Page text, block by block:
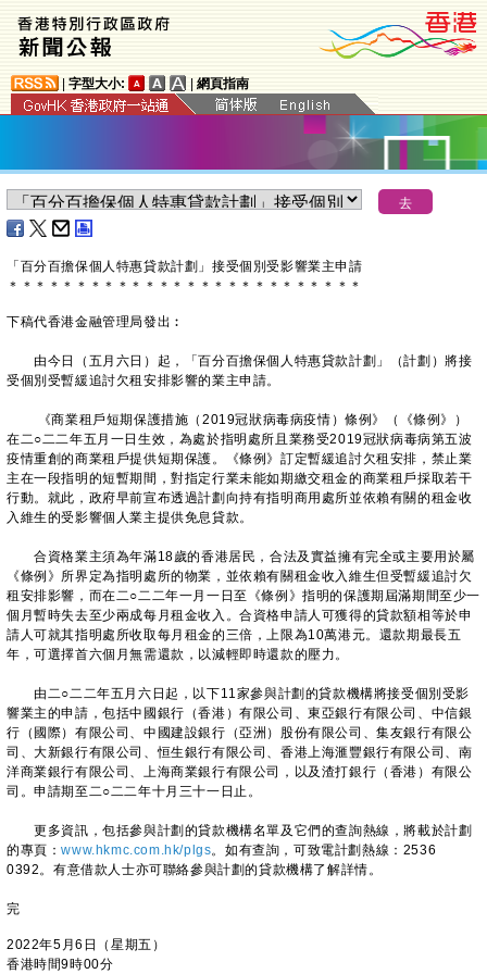
字型大小: 網頁指南
「百分百擔保個人特惠貸款計劃」接受個別受影響業主申請
＊ ＊ ＊ ＊ ＊ ＊ ＊ ＊ ＊ ＊ ＊ ＊ ＊ ＊ ＊ ＊ ＊ ＊ ＊ ＊ ＊ ＊ ＊ ＊ ＊ ＊
下稿代香港金融管理局發出︰
​由今日（五月六日）起，「百分百擔保個人特惠貸款計劃」（計劃）將接
受個別受暫緩追討欠租安排影響的業主申請。
《商業租戶短期保護措施（2019冠狀病毒病疫情）條例》（《條例》）
在二○二二年五月一日生效，為處於指明處所且業務受2019冠狀病毒病第五波
疫情重創的商業租戶提供短期保護。《條例》訂定暫緩追討欠租安排，禁止業
主在一段指明的短暫期間，對指定行業未能如期繳交租金的商業租戶採取若干
行動。就此，政府早前宣布透過計劃向持有指明商用處所並依賴有關的租金收
入維生的受影響個人業主提供免息貸款。
合資格業主須為年滿18歲的香港居民，合法及實益擁有完全或主要用於屬
《條例》所界定為指明處所的物業，並依賴有關租金收入維生但受暫緩追討欠
租安排影響，而在二○二二年一月一日至《條例》指明的保護期屆滿期間至少一
個月暫時失去至少兩成每月租金收入。合資格申請人可獲得的貸款額相等於申
請人可就其指明處所收取每月租金的三倍，上限為10萬港元。還款期最長五
年，可選擇首六個月無需還款，以減輕即時還款的壓力。
由二○二二年五月六日起，以下11家參與計劃的貸款機構將接受個別受影
響業主的申請，包括中國銀行（香港）有限公司、東亞銀行有限公司、中信銀
行（國際）有限公司、中國建設銀行（亞洲）股份有限公司、集友銀行有限公
司、大新銀行有限公司、恒生銀行有限公司、香港上海滙豐銀行有限公司、南
洋商業銀行有限公司、上海商業銀行有限公司，以及渣打銀行（香港）有限公
司。申請期至二○二二年十月三十一日止。
更多資訊，包括參與計劃的貸款機構名單及它們的查詢熱線，將載於計劃
的專頁：www.hkmc.com.hk/plgs。如有查詢，可致電計劃熱線：2536
0392。有意借款人士亦可聯絡參與計劃的貸款機構了解詳情。
完
2022年5月6日（星期五）
香港時間9時00分